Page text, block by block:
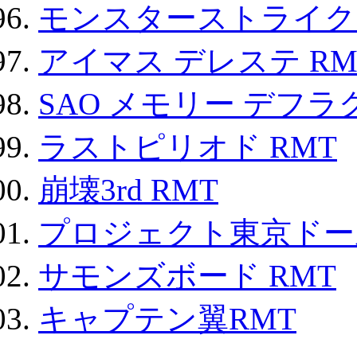
モンスターストライ
アイマス デレステ
SAO メモリー デフラ
ラストピリオド RMT
崩壊3rd RMT
プロジェクト東京ド
サモンズボード RMT
キャプテン翼RMT